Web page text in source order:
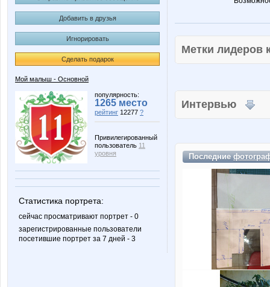
Добавить в друзья
Игнорировать
Сделать подарок
Мой малыш - Основной
популярность:
1265 место
рейтинг 12277 ?
Привилегированный
пользователь 11
уровня
Статистика портрета:
сейчас просматривают портрет - 0
зарегистрированные пользователи
посетившие портрет за 7 дней - 3
Метки
Интервью
Последние